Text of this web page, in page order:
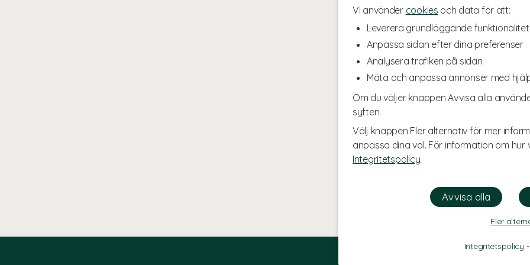
Vi använder cookies och data för att:
Leverera grundläggande funktionalitet
Anpassa sidan efter dina preferenser
Analysera trafiken på sidan
Mäta och anpassa annonser med
Om du väljer knappen Avvisa alla
syften.
Välj knappen Fler alternativ för mer
anpassa dina val. För information om
Integritetspolicy.
Fler
Integritetspolicy